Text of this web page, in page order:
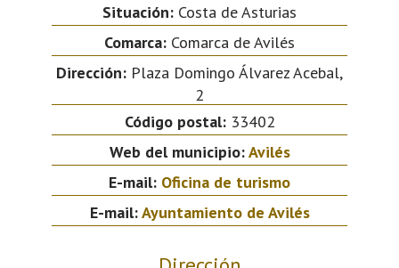
Situación: Costa de Asturias
Comarca: Comarca de Avilés
Dirección: Plaza Domingo Álvarez Acebal,
2
Código postal:33402
Web del municipio:Avilés
E-mail: Oficina de turismo
E-mail:Ayuntamiento de Avilés